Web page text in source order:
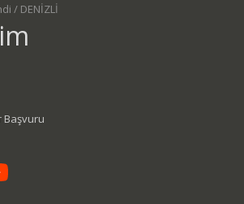
/ DENİZLİ
Başvuru